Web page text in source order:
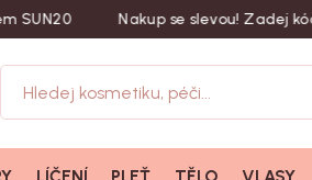
Nakup se slevou! Zadej kód